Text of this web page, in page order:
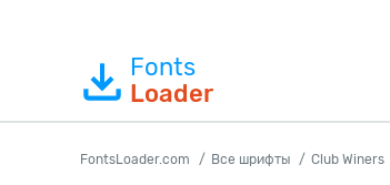
Fonts
Loader
FontsLoader.com Все шрифты Club Winers